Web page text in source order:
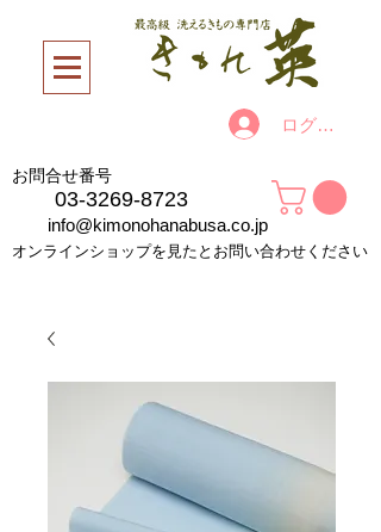
ログイン
お問合せ番号
03-3269-8723
info@kimonohanabusa.co.jp
オンラインショップを見たとお問い合わせください